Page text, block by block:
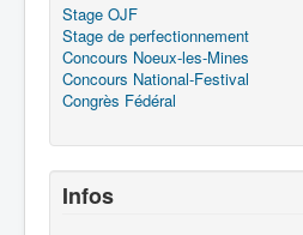
Stage OJF
Stage de perfectionnement
Concours Noeux-les-Mines
Concours National-Festival
Congrès Fédéral
Infos